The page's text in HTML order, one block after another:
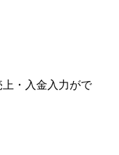
・入金入力がで